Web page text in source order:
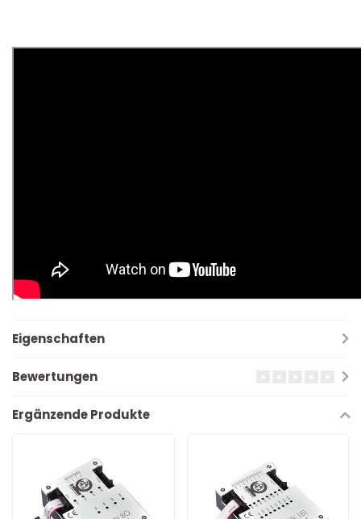
Eigenschaften
Bewertungen
Ergänzende Produkte